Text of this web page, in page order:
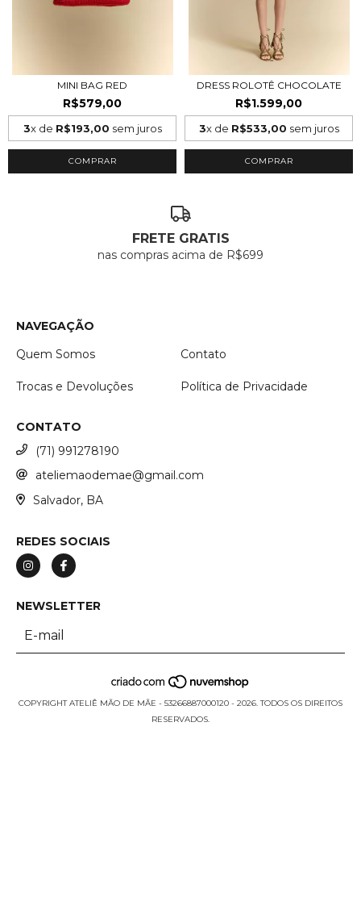
MINI BAG RED
R$579,00
3x de R$193,00 sem juros
DRESS ROLOTÊ CHOCOLATE
R$1.599,00
3x de R$533,00 sem juros
COMPRAR
FRETE GRATIS
nas compras acima de R$699
NAVEGAÇÃO
Quem Somos
Contato
Trocas e Devoluções Política de Privacidade
CONTATO
(71) 991278190
ateliemaodemae@gmail.com
Salvador, BA
REDES SOCIAIS
NEWSLETTER
COPYRIGHT ATELIÊ MÃO DE MÃE - 53266887000120 - 2026. TODOS OS DIREITOS
RESERVADOS.